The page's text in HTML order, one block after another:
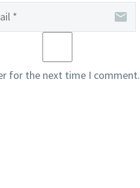
for the next time I comment.